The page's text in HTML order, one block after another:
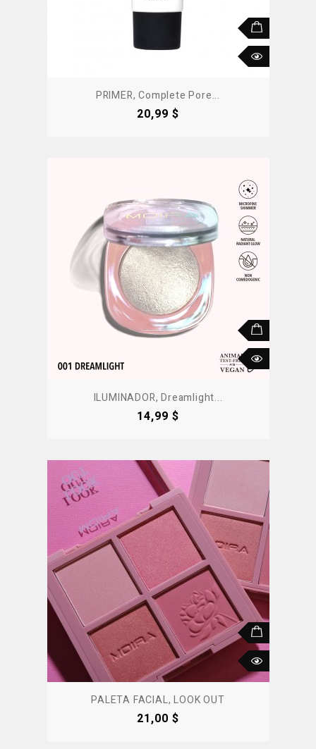
PRIMER, Complete Pore...
Precio
20,99 $
ILUMINADOR, Dreamlight...
Precio
14,99 $
PALETA FACIAL, LOOK OUT
Precio
21,00 $